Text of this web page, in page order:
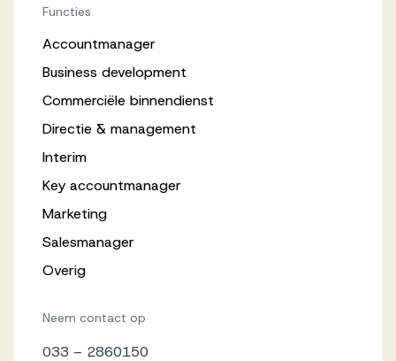
Functies
Accountmanager
Business development
Commerciële binnendienst
Directie & management
Interim
Key accountmanager
Marketing
Salesmanager
Overig
Neem contact op
033 – 2860150